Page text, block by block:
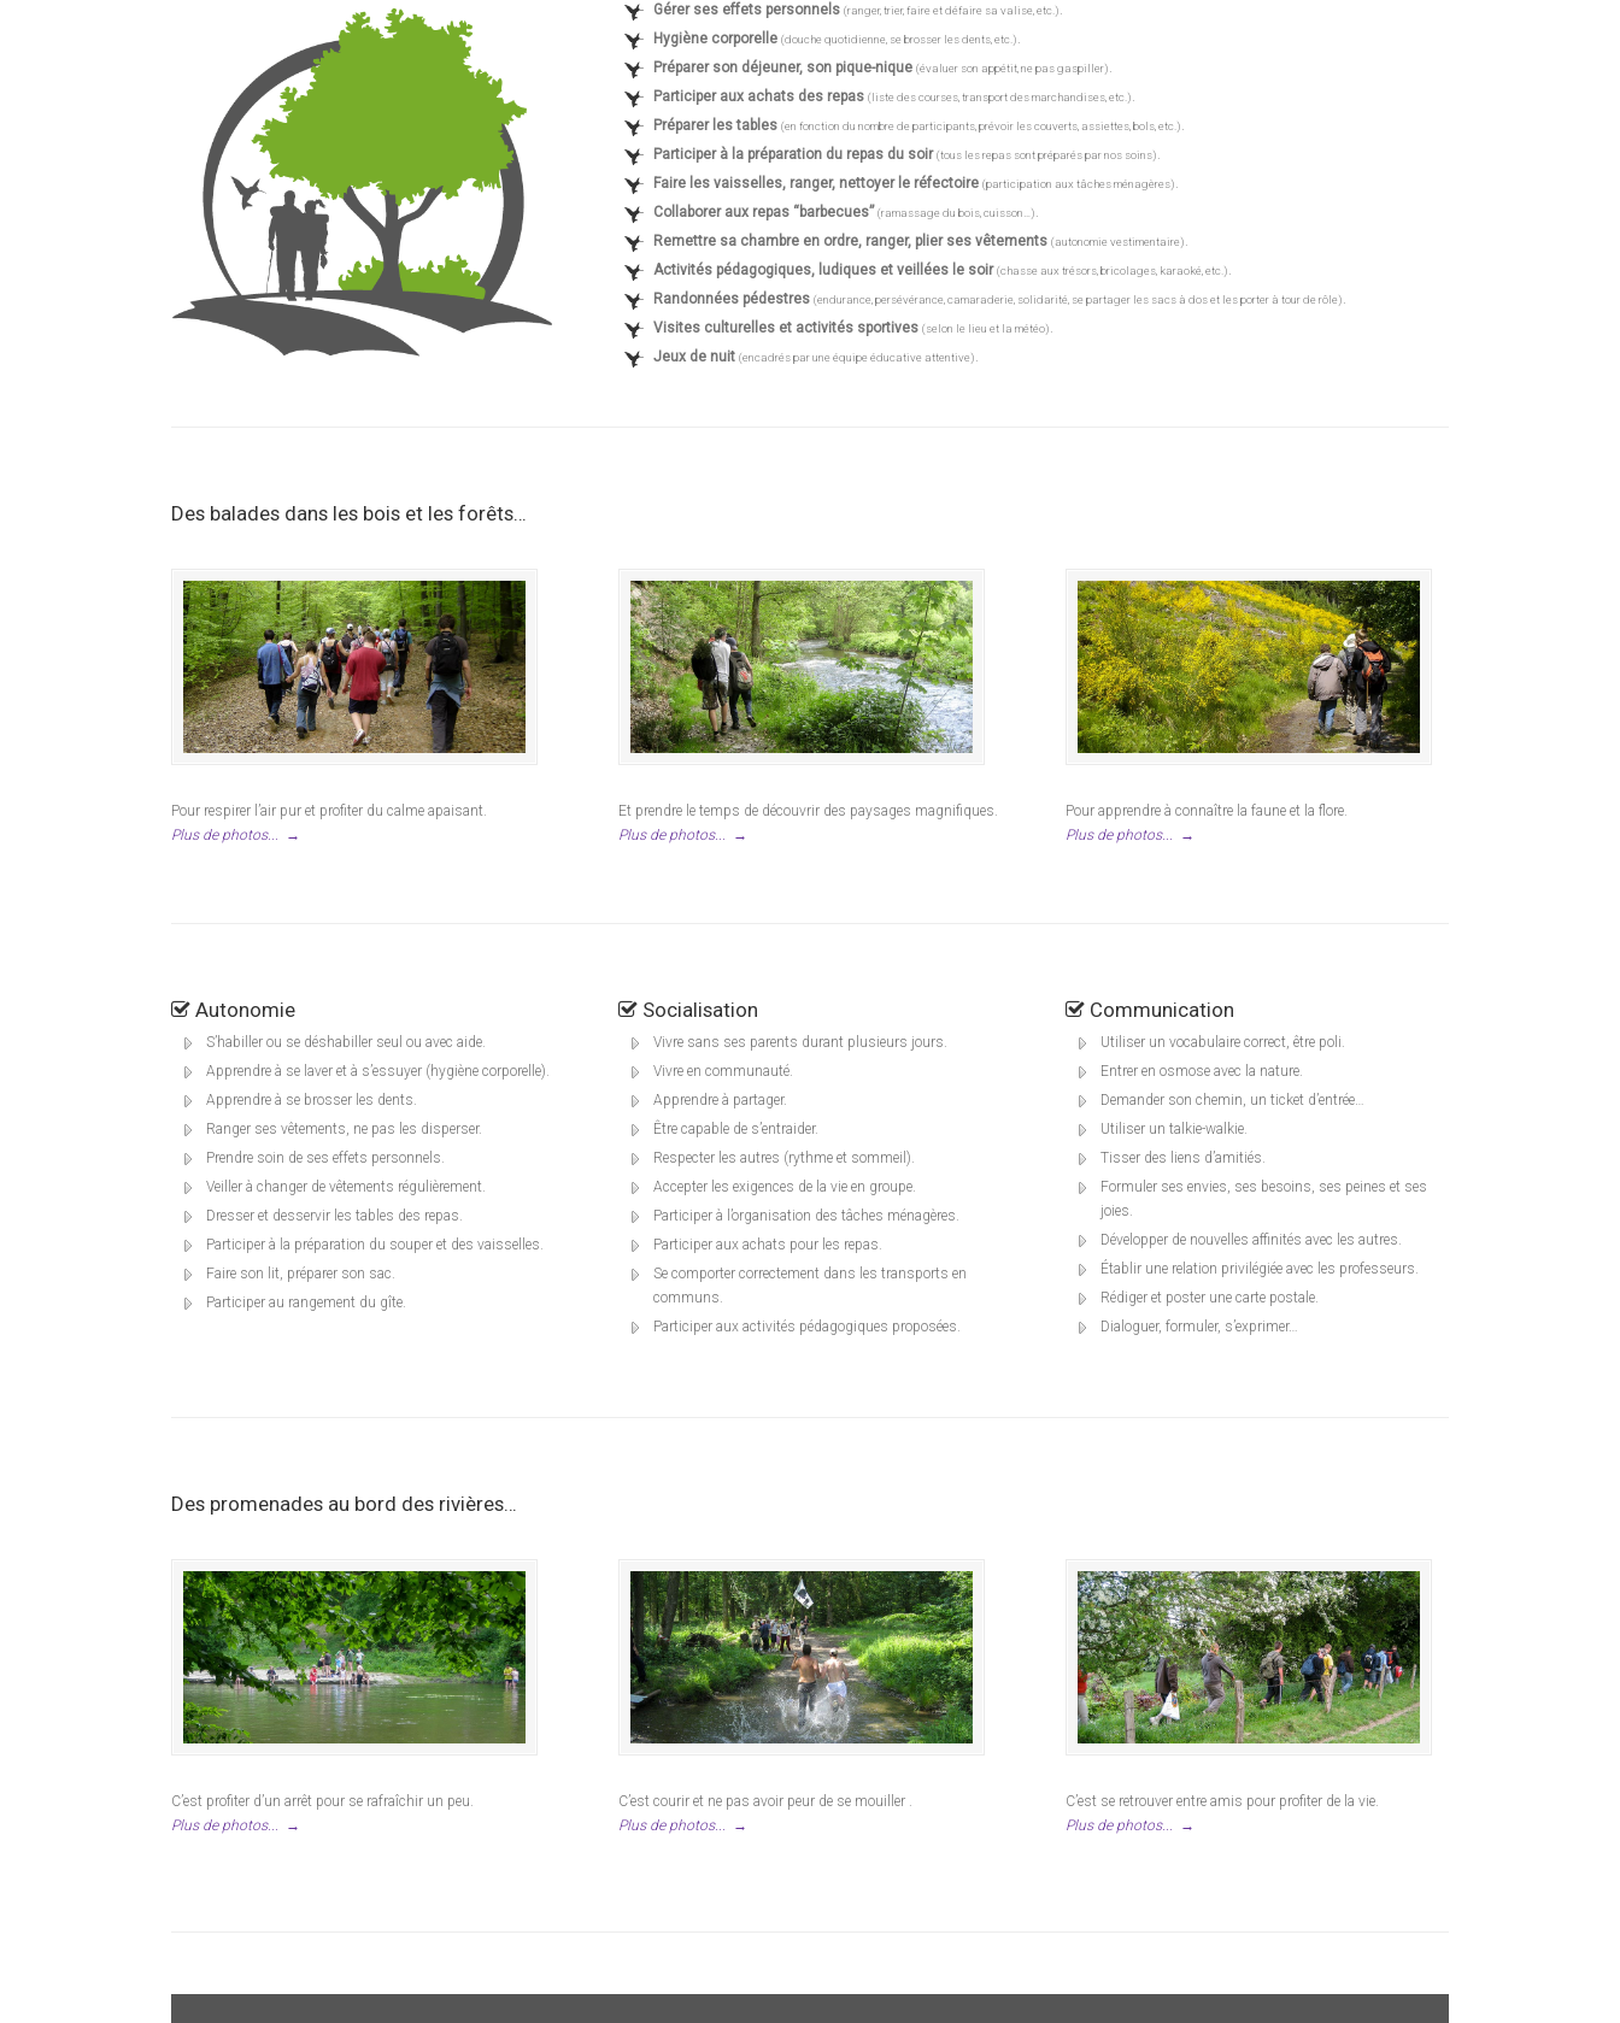
Gérer ses effets personnels (ranger, trier, faire et défaire sa valise, etc.).
Hygiène corporelle (douche quotidienne, se brosser les dents, etc.).
Préparer son déjeuner, son pique-nique (évaluer son appétit, ne pas gaspiller).
Participer aux achats des repas (liste des courses, transport des marchandises, etc.).
Préparer les tables (en fonction du nombre de participants, prévoir les couverts, assiettes, bols, etc.).
Participer à la préparation du repas du soir (tous les repas sont préparés par nos soins).
Faire les vaisselles, ranger, nettoyer le réfectoire (participation aux tâches ménagères).
Collaborer aux repas “barbecues” (ramassage du bois, cuisson…).
Remettre sa chambre en ordre, ranger, plier ses vêtements (autonomie vestimentaire).
Activités pédagogiques, ludiques et veillées le soir (chasse aux trésors, bricolages, karaoké, etc.).
Randonnées pédestres (endurance, persévérance, camaraderie, solidarité, se partager les sacs à dos et les porter à tour de rôle).
Visites culturelles et activités sportives (selon le lieu et la météo).
Jeux de nuit (encadrés par une équipe éducative attentive).
Des balades dans les bois et les forêts…
Pour respirer l’air pur et profiter du calme apaisant.
Plus de photos...
→
Et prendre le temps de découvrir des paysages magnifiques.
Plus de photos...
→
Pour apprendre à connaître la faune et la flore.
Plus de photos...
→
Autonomie
S’habiller ou se déshabiller seul ou avec aide.
Apprendre à se laver et à s’essuyer (hygiène corporelle).
Apprendre à se brosser les dents.
Ranger ses vêtements, ne pas les disperser.
Prendre soin de ses effets personnels.
Veiller à changer de vêtements régulièrement.
Dresser et desservir les tables des repas.
Participer à la préparation du souper et des vaisselles.
Faire son lit, préparer son sac.
Participer au rangement du gîte.
Socialisation
Vivre sans ses parents durant plusieurs jours.
Vivre en communauté.
Apprendre à partager.
Être capable de s’entraider.
Respecter les autres (rythme et sommeil).
Accepter les exigences de la vie en groupe.
Participer à l’organisation des tâches ménagères.
Participer aux achats pour les repas.
Se comporter correctement dans les transports en
communs.
Participer aux activités pédagogiques proposées.
Communication
Utiliser un vocabulaire correct, être poli.
Entrer en osmose avec la nature.
Demander son chemin, un ticket d’entrée…
Utiliser un talkie-walkie.
Tisser des liens d’amitiés.
Formuler ses envies, ses besoins, ses peines et ses
joies.
Développer de nouvelles affinités avec les autres.
Établir une relation privilégiée avec les professeurs.
Rédiger et poster une carte postale.
Dialoguer, formuler, s’exprimer…
Des promenades au bord des rivières…
C’est profiter d’un arrêt pour se rafraîchir un peu.
Plus de photos...
→
C’est courir et ne pas avoir peur de se mouiller .
Plus de photos...
→
C’est se retrouver entre amis pour profiter de la vie.
Plus de photos...
→